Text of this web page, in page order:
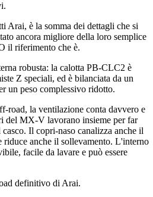
Arai, è la somma dei dettagli che si
ancora migliore della loro semplice
il riferimento che è.
robusta: la calotta PB-CLC2 è
Z speciali, ed è bilanciata da un
un peso complessivo ridotto.
road, la ventilazione conta davvero e
del MX-V lavorano insieme per far
casco. Il copri-naso canalizza anche il
riduce anche il sollevamento. L'interno
facile da lavare e può essere
definitivo di Arai.